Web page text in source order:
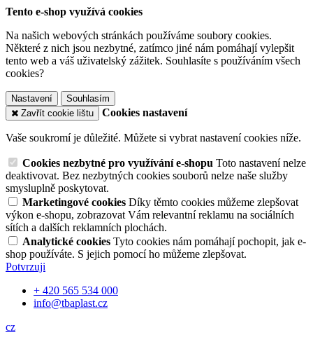
Tento e-shop využívá cookies
Na našich webových stránkách používáme soubory cookies.
Některé z nich jsou nezbytné, zatímco jiné nám pomáhají vylepšit
tento web a váš uživatelský zážitek. Souhlasíte s používáním všech
cookies?
Nastavení
Souhlasím
Zavřít cookie lištu
Cookies nastavení
Vaše soukromí je důležité. Můžete si vybrat nastavení cookies níže.
Cookies nezbytné pro využívání e-shopu Toto nastavení nelze
deaktivovat. Bez nezbytných cookies souborů nelze naše služby
smysluplně poskytovat.
Marketingové cookies Díky těmto cookies můžeme zlepšovat
výkon e-shopu, zobrazovat Vám relevantní reklamu na sociálních
sítích a dalších reklamních plochách.
Analytické cookies Tyto cookies nám pomáhají pochopit, jak e-
shop používáte. S jejich pomocí ho můžeme zlepšovat.
Potvrzuji
+ 420 565 534 000
info@tbaplast.cz
cz